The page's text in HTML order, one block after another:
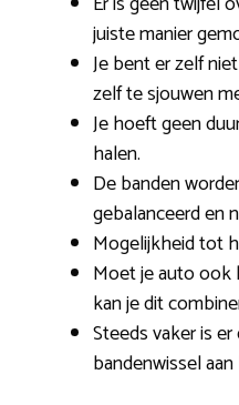
juiste manier
Je bent er zelf
zelf te sjouwen
Je hoeft geen
halen.
De banden
gebalanceerd en
Mogelijkheid tot
Moet je auto ook
kan je dit
Steeds vaker is
bandenwissel